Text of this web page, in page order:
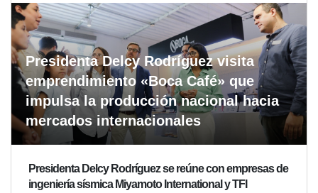
Presidenta Delcy Rodríguez visita
emprendimiento «Boca Café» que
impulsa la producción nacional hacia
mercados internacionales
Presidenta Delcy Rodríguez se reúne con empresas de
ingeniería sísmica Miyamoto International y TFI